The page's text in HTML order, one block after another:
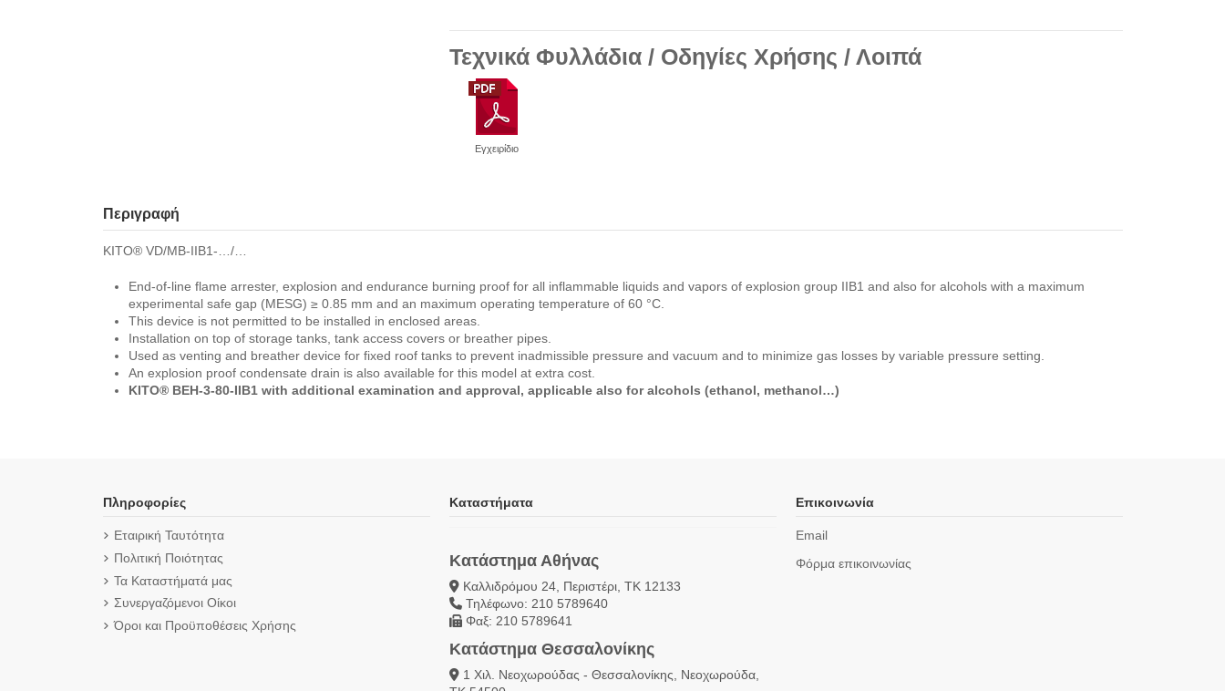
Τεχνικά Φυλλάδια / Οδηγίες Χρήσης / Λοιπά
Εγχειρίδιο
Περιγραφή
KITO® VD/MB-IIB1-…/…
End-of-line flame arrester, explosion and endurance burning proof for all inflammable liquids and vapors of explosion group IIB1 and also for alcohols with a maximum
experimental safe gap (MESG) ≥ 0.85 mm and an maximum operating temperature of 60 °C.
This device is not permitted to be installed in enclosed areas.
Installation on top of storage tanks, tank access covers or breather pipes.
Used as venting and breather device for fixed roof tanks to prevent inadmissible pressure and vacuum and to minimize gas losses by variable pressure setting.
An explosion proof condensate drain is also available for this model at extra cost.
KITO® BEH-3-80-IIB1 with additional examination and approval, applicable also for alcohols (ethanol, methanol…)
Πληροφορίες
Εταιρική Ταυτότητα
Πολιτική Ποιότητας
Τα Καταστήματά μας
Συνεργαζόμενοι Οίκοι
Όροι και Προϋποθέσεις Χρήσης
Καταστήματα
Κατάστημα Αθήνας
Καλλιδρόμου 24, Περιστέρι, ΤΚ 12133
Τηλέφωνο: 210 5789640
Φαξ: 210 5789641
Κατάστημα Θεσσαλονίκης
1 Χιλ. Νεοχωρούδας - Θεσσαλονίκης, Νεοχωρούδα,
Επικοινωνία
Email
Φόρμα επικοινωνίας